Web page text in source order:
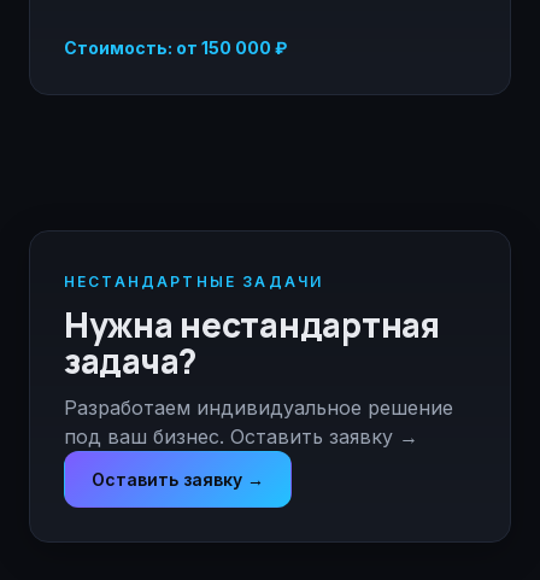
Стоимость: от 150 000 ₽
НЕСТАНДАРТНЫЕ ЗАДАЧИ
Нужна нестандартная
задача?
Разработаем индивидуальное решение
под ваш бизнес. Оставить заявку →
Оставить заявку →